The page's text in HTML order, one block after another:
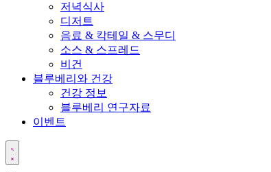
저녁식사
디저트
음료 & 칵테일 & 스무디
소스 & 스프레드
비건
블루베리와 건강
건강 정보
블루베리 연구자료
이벤트